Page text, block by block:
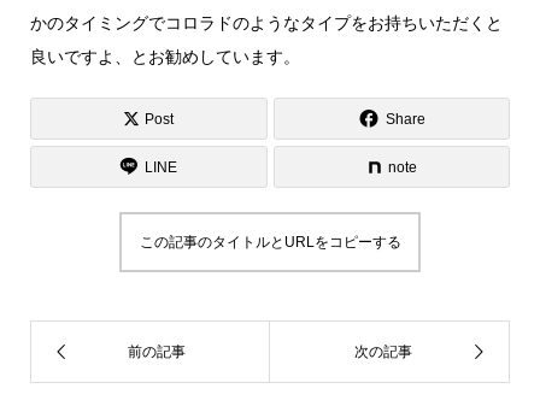
かのタイミングでコロラドのようなタイプをお持ちいただくと
良いですよ、とお勧めしています。
Post Share
LINE note
この記事のタイトルとURLをコピーする